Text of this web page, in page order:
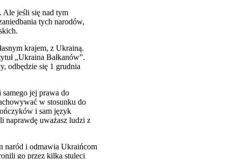
Ale jeśli się nad tym
tych narodów,
krajem, z Ukrainą.
„Ukraina Bałkanów”.
odbędzie się 1 grudnia
samego jej prawa do
w stosunku do
i sam język
naprawdę uważasz ludzi z
naród i odmawia Ukraińcom
go przez kilka stuleci